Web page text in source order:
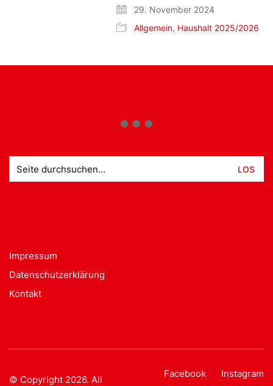
29. November 2024
Allgemein, Haushalt 2025/2026
nach:
Impressum
Datenschutzerklärung
Kontakt
Facebook
Instagram
© Copyright 2026. All